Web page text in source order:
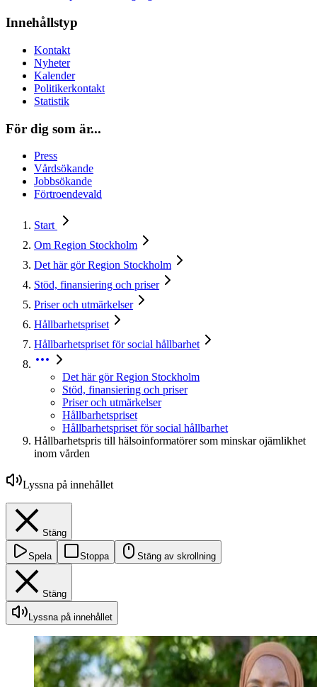
Innehållstyp
Kontakt
Nyheter
Kalender
Politikerkontakt
Statistik
För dig som är...
Press
Vårdsökande
Jobbsökande
Förtroendevald
Start
Om Region Stockholm
Det här gör Region Stockholm
Stöd, finansiering och priser
Priser och utmärkelser
Hållbarhetspriset
Hållbarhetspriset för social hållbarhet
Det här gör Region Stockholm
Stöd, finansiering och priser
Priser och utmärkelser
Hållbarhetspriset
Hållbarhetspriset för social hållbarhet
Hållbarhetspris till hälsoinformatörer som minskar ojämlikhet
inom vården
Lyssna på innehållet
Stäng
Spela Stoppa Stäng av skrollning
Stäng
Lyssna på innehållet